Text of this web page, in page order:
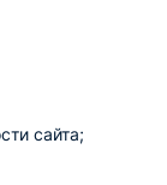
сайта;